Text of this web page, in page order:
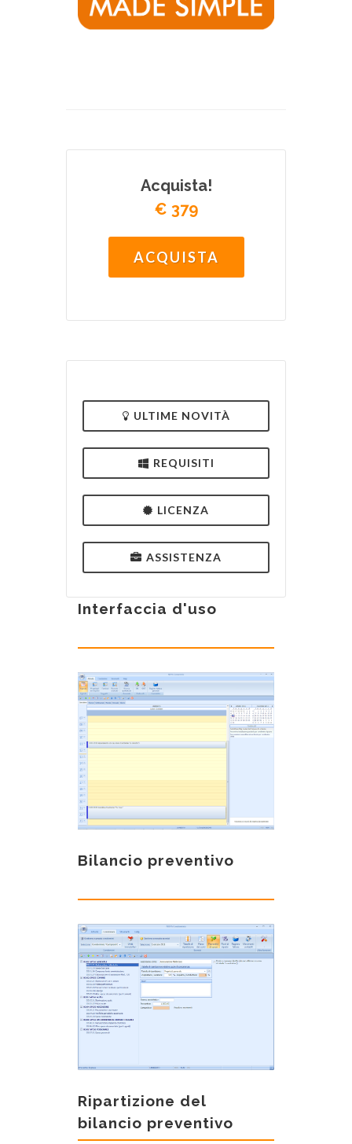
Acquista!
€ 379
ACQUISTA
ULTIME NOVITÀ
REQUISITI
LICENZA
ASSISTENZA
Interfaccia d'uso
Bilancio preventivo
Ripartizione del
bilancio preventivo